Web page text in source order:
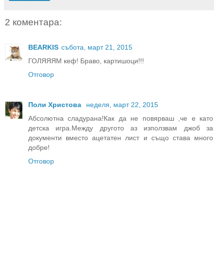
2 коментара:
BEARKIS събота, март 21, 2015
ГОЛЯЯЯМ кеф! Браво, картишоци!!!
Отговор
Поли Христова
неделя, март 22, 2015
Абсолютна сладурана!Как да не повярваш ,че е като
детска игра.Между другото аз използвам джоб за
документи вместо ацетатен лист и също става много
добре!
Отговор